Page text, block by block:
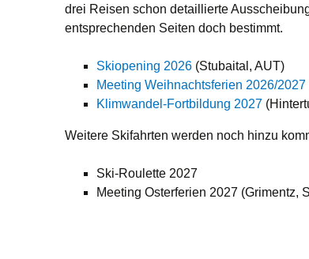
Wandern
drei Reisen schon detaillierte
entsprechenden Seiten doch bestimmt.
Skiopening 2026 (Stubaital, AUT)
Meeting Weihnachtsferien 2026/2027
Klimwandel-Fortbildung 2027
Weitere Skifahrten werden noch hinzu
Ski-Roulette 2027
Meeting Osterferien 2027 (Grimentz,